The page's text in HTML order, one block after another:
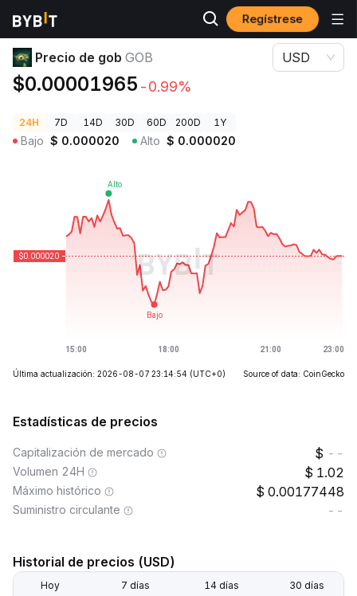
Regístrese
Precios de Criptomonedas Precio de gob GOB
Precio de gob GOB
$0.00001965 -0.99%
USD
24H 7D 14D 30D 60D 200D 1Y
Bajo $ 0.000020 Alto $ 0.000020
Última actualización: 2026-08-07 23:14:54 (UTC+0) Source of data: CoinGecko
Estadísticas de precios
Capitalización de mercado --
Volumen 24H 1.02
Máximo histórico 0.00177448
Suministro circulante --
Historial de precios (USD)
Hoy 7 días 14 días 30 días